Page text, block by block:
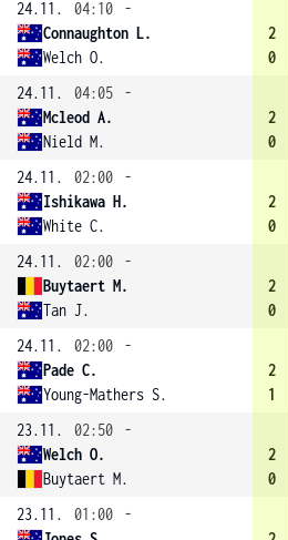
24.11.
04:10
-
Connaughton L.
Welch O.
2
0
24.11.
04:05
-
Mcleod A.
Nield M.
2
0
24.11.
02:00
-
Ishikawa H.
White C.
2
0
24.11.
02:00
-
Buytaert M.
Tan J.
2
0
24.11.
02:00
-
Pade C.
Young-Mathers S.
2
1
23.11.
02:50
-
Welch O.
Buytaert M.
2
0
23.11.
01:00
-